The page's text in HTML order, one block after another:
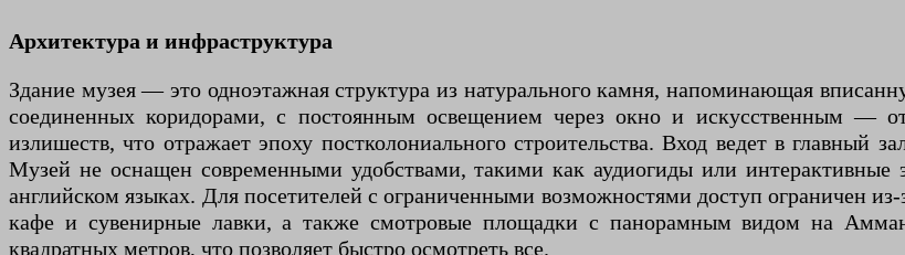
Архитектура и инфраструктура
Здание музея — это одноэтажная структура из натурального камня, напоминающая
соединенных коридорами, с постоянным освещением через окно и искусственным —
излишеств, что отражает эпоху постколониального строительства. Вход ведет в главный
Музей не оснащен современными удобствами, такими как аудиогиды или
английском языках. Для посетителей с ограниченными возможностями доступ ограничен
кафе и сувенирные лавки, а также смотровые площадки с панорамным видом на
квадратных метров, что позволяет быстро осмотреть все.